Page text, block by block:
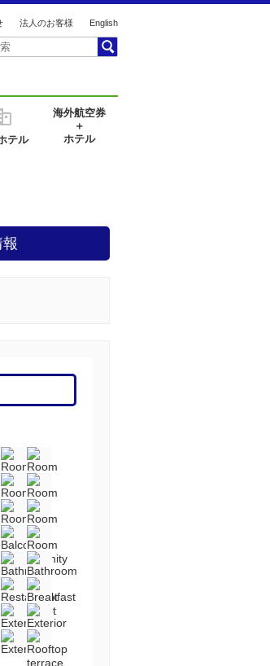
法人のお客様 English
テル
海外航空券
＋
ホテル